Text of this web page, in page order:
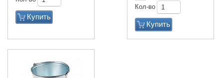
Купить
Кол-во
Купить